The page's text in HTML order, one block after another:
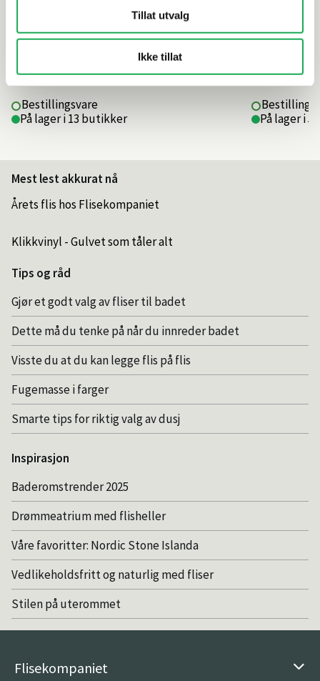
Tillat utvalg
Ikke tillat
Bestillingsvare
På lager i 13 butikker
På lager i
Mest lest akkurat nå
Årets flis hos Flisekompaniet
Klikkvinyl - Gulvet som tåler alt
Tips og råd
Gjør et godt valg av fliser til badet
Dette må du tenke på når du innreder badet
Visste du at du kan legge flis på flis
Fugemasse i farger
Smarte tips for riktig valg av dusj
Inspirasjon
Baderomstrender 2025
Drømmeatrium med flisheller
Våre favoritter: Nordic Stone Islanda
Vedlikeholdsfritt og naturlig med fliser
Stilen på uterommet
Flisekompaniet